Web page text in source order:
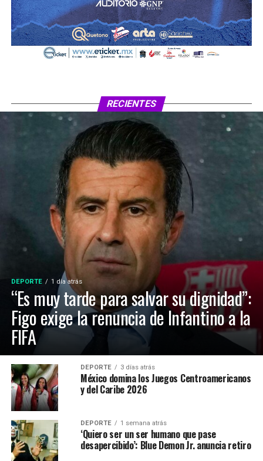
RECIENTES
DEPORTE 1 día atrás
“Es muy tarde para salvar su dignidad”:
Figo exige la renuncia de Infantino a la
FIFA
DEPORTE 3 días atrás
México domina los Juegos Centroamericanos
y del Caribe 2026
DEPORTE 1 semana atrás
‘Quiero ser un ser humano que pase
desapercibido’: Blue Demon Jr. anuncia retiro